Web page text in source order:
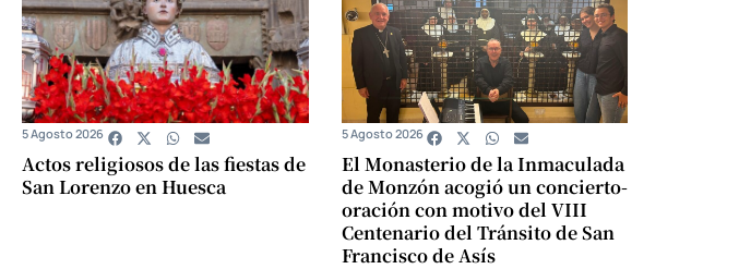
Actos religiosos de las fiestas de
San Lorenzo en Huesca
5 Agosto 2026
El Monasterio de la Inmaculada
de Monzón acogió un concierto-
oración con motivo del VIII
Centenario del Tránsito de San
Francisco de Asís
5 Agosto 2026